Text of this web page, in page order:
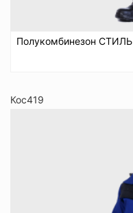
Полукомбинезон
Кос419